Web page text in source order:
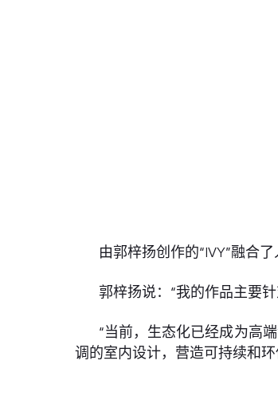
由郭梓扬创作的“IVY”融合
郭梓扬说：“我的作品主要
“当前，生态化已经成为高
调的室内设计，营造可持续和环